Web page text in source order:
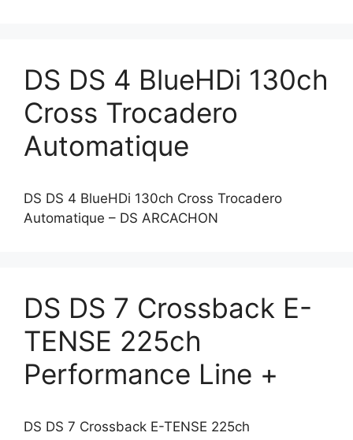
DS DS 4 BlueHDi 130ch
Cross Trocadero
Automatique
DS DS 4 BlueHDi 130ch Cross Trocadero
Automatique – DS ARCACHON
DS DS 7 Crossback E-
TENSE 225ch
Performance Line +
DS DS 7 Crossback E-TENSE 225ch